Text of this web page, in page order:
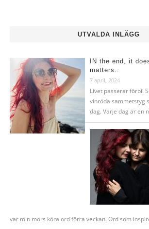
UTVALDA INLÄGG
IN the end, it
matters..
7 april, 2024
Livet passerar förbi.
vinröda sammetstyg
dag. Varje dag är en
var min mors köra ord förra veckan. Ord som